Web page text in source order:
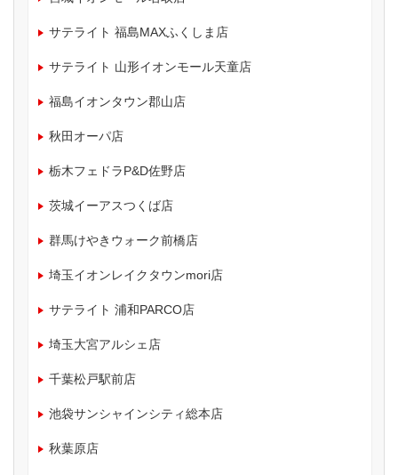
サテライト 福島MAXふくしま店
サテライト 山形イオンモール天童店
福島イオンタウン郡山店
秋田オーパ店
栃木フェドラP&D佐野店
茨城イーアスつくば店
群馬けやきウォーク前橋店
埼玉イオンレイクタウンmori店
サテライト 浦和PARCO店
埼玉大宮アルシェ店
千葉松戸駅前店
池袋サンシャインシティ総本店
秋葉原店